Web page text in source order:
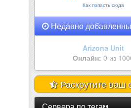
Как попасть сюда
Недавно
Arizona BYBADR | Ser |
Онлайн: 0 из
Раскрутите ваш